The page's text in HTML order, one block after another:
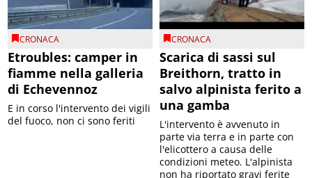
CRONACA
Etroubles: camper in
fiamme nella galleria
di Echevennoz
E in corso l'intervento dei vigili
del fuoco, non ci sono feriti
CRONACA
Scarica di sassi sul
Breithorn, tratto in
salvo alpinista ferito a
una gamba
L'intervento è avvenuto in
parte via terra e in parte con
l'elicottero a causa delle
condizioni meteo. L'alpinista
non ha riportato gravi ferite